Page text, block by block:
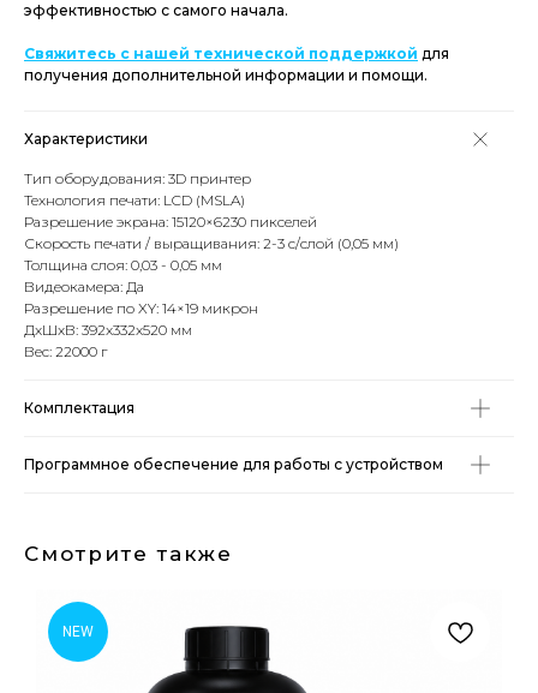
эффективностью с самого начала.
Свяжитесь с нашей технической поддержкой для
получения дополнительной информации и помощи.
Характеристики
Тип оборудования: 3D принтер
Технология печати: LCD (MSLA)
Разрешение экрана: 15120×6230 пикселей
Скорость печати / выращивания: 2-3 с/слой (0,05 мм)
Толщина слоя: 0,03 - 0,05 мм
Видеокамера: Да
Разрешение по XY: 14×19 микрон
ДxШxВ: 392x332x520 мм
Вес: 22000 г
Комплектация
Программное обеспечение для работы с устройством
Смотрите также
NEW